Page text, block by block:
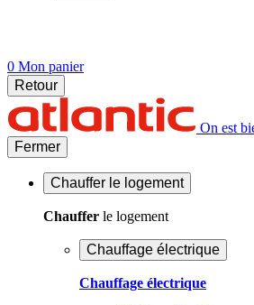
0 Mon panier
Retour
On est
Fermer
Chauffer le logement
Chauffer le logement
Chauffage électrique
Chauffage électrique